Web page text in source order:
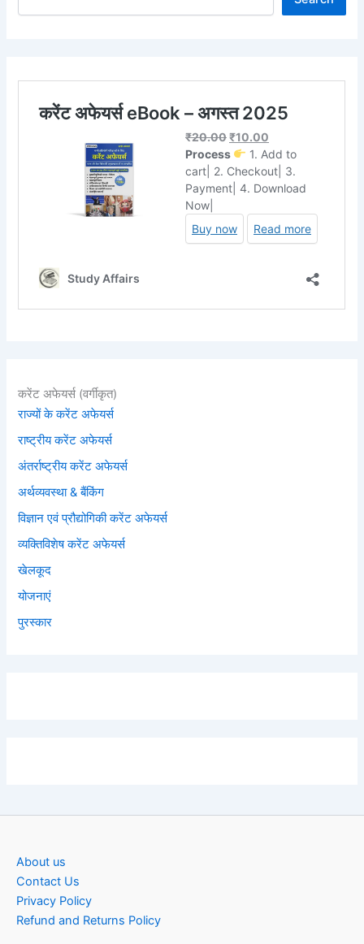
करेंट अफेयर्स (वर्गीकृत)
राज्यों के करेंट अफेयर्स
राष्ट्रीय करेंट अफेयर्स
अंतर्राष्ट्रीय करेंट अफेयर्स
अर्थव्यवस्था & बैंकिंग
विज्ञान एवं प्रौद्योगिकी करेंट अफेयर्स
व्यक्तिविशेष करेंट अफेयर्स
खेलकूद
योजनाएं
पुरस्कार
About us
Contact Us
Privacy Policy
Refund and Returns Policy